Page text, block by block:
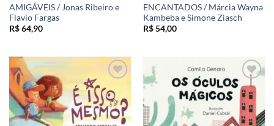
AMIGÁVEIS / Jonas Ribeiro e
Flavio Fargas
R$64,90
ENCANTADOS / Márcia Wayna
Kambeba e Simone Ziasch
R$54,00
Adicionar
aos meus
desejos
Adicionar
aos meus
desejos